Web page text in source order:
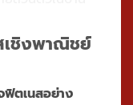
เชิงพาณิชย์
ฟิตเนสอย่าง